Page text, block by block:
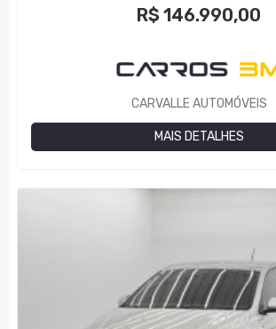
R$ 146.990,00
CARVALLE AUTOMÓVEIS
MAIS DETALHES